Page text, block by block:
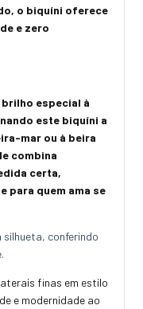
o biquíni oferece
e zero
especial à
este biquíni a
mar ou à beira
combina
certa,
para quem ama se
silhueta, conferindo
finas em estilo
e modernidade ao